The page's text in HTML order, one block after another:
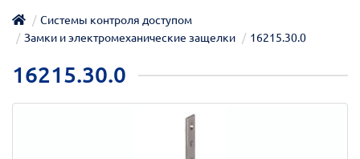
Системы контроля доступом
Замки и электромеханические защелки
16215.30.0
16215.30.0